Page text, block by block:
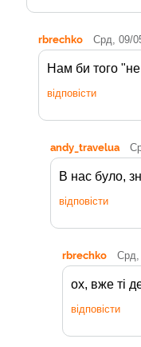
rbrechko Срд, 09/
Нам би того "не
відповісти
andy_travelua
В нас було,
відповісти
rbrechko Срд,
ох, вже ті
відповісти